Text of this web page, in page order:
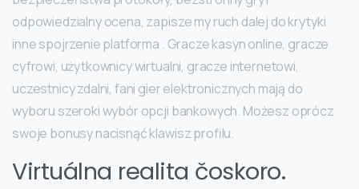
odpowiedzialny ocena, zapisze my ruch dalej do krytyki
inne spojrzenie platforma . Gracze kasyn online, gracze
cyfrowi, użytkownicy wirtualni, gracze internetowi,
uczestnicy zdalni, fani gier elektronicznych mają do
wyboru szeroki wybór opcji bankowych. Możesz oprócz
swoje bonusy nacisnąć klawisz profilu.
Virtuálna realita čoskoro.